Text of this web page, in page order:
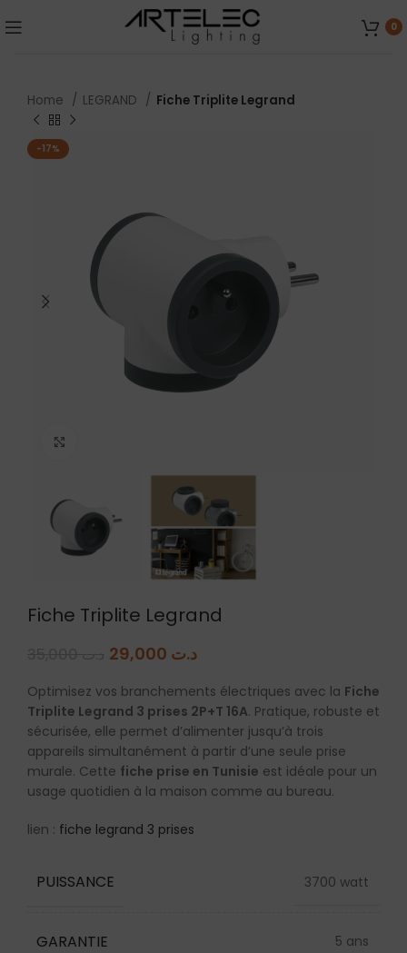
0
Home LEGRAND Fiche Triplite Legrand
-17%
Fiche Triplite Legrand
د.ت
Optimisez vos branchements électriques avec la Fiche
Triplite Legrand 3 prises 2P+T 16A. Pratique, robuste et
sécurisée, elle permet d’alimenter jusqu’à trois
appareils simultanément à partir d’une seule prise
murale. Cette fiche prise en Tunisie est idéale pour un
usage quotidien à la maison comme au bureau.
lien : fiche legrand 3 prises
PUISSANCE 3700 watt
GARANTIE 5 ans